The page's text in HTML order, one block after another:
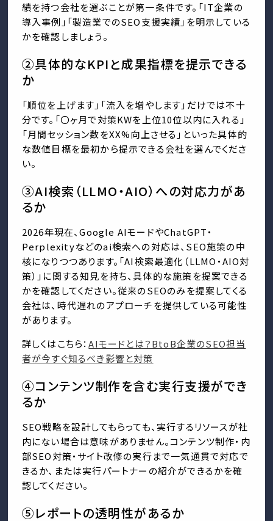
績を持つ会社を選ぶことが第一条件です。「IT企業の
導入事例」「製造業でのSEO支援実績」を明示している
かを確認しましょう。
②具体的なKPIと成果指標を提示できる
か
「順位を上げます」「流入を増やします」だけでは不十
分です。「〇ヶ月で対策KWを上位10位以内に入れる」
「月間セッション数をXX%向上させる」といった具体的
な数値目標を最初から提示できる会社を選んでくださ
い。
③AI検索（LLMO・AIO）への対応力があ
るか
2026年現在、Google AIモードやChatGPT・
Perplexityなどのai検索への対応は、SEO施策の中
核になりつつあります。「AI検索最適化（LLMO・AIO対
策）」に関する知見を持ち、具体的な施策を提案できる
かを確認してください。従来のSEOのみを提案してくる
会社は、時代遅れのアプローチを提供している可能性
があります。
詳しくはこちら：AIモードとは？BtoB企業のSEO担当
者が今すぐ知るべき影響と対策
④コンテンツ制作を含む実行支援ができ
るか
SEO戦略を設計してもらっても、実行するリソースが社
内にない場合は意味がありません。コンテンツ制作・内
部SEO対策・サイト改修の実行まで一気通貫で対応で
きるか、または実行パートナーの紹介ができるかを確
認してください。
⑤レポートの透明性があるか